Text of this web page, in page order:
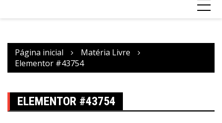
Página inicial
Matéria Livre
Elementor #43754
ELEMENTOR #43754